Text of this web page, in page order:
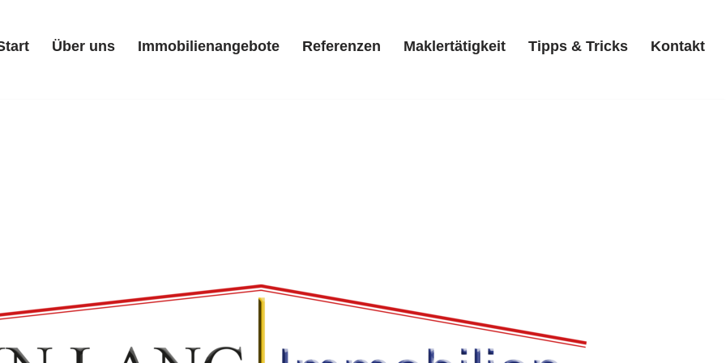
Über uns Immobilienangebote Referenzen Maklertätigkeit Tipps & Tricks Kontakt